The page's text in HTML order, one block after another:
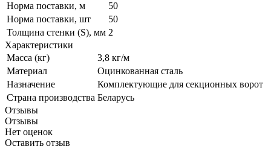
Норма поставки, м
50
Норма поставки, шт
50
Толщина стенки (S), мм 2
Характеристики
Масса (кг)
3,8 кг/м
Материал
Оцинкованная сталь
Назначение
Комплектующие для секционных ворот
Страна производства Беларусь
Отзывы
Отзывы
Нет оценок
Оставить отзыв